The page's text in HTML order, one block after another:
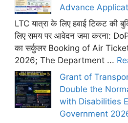
Advance
LTC यात्रा के लिए हवाई टिकट की
लिए समय पर आवेदन जमा करना:
का सर्कुलर Booking of Air
2026; The Department ...
Grant of
Double the
with Disabilities
Government